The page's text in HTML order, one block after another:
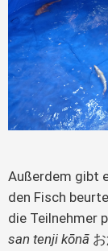
Außerdem gibt
den Fisch
die Teilnehmer
san tenji kōnā